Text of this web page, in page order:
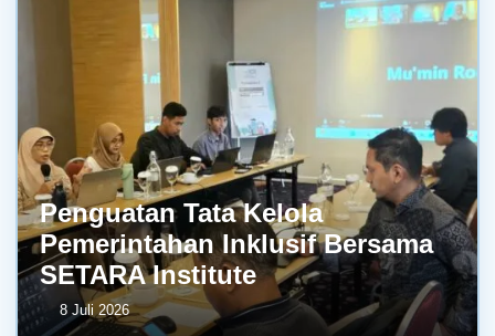
Penguatan Tata Kelola
Pemerintahan Inklusif Bersama
SETARA Institute
8 Juli 2026